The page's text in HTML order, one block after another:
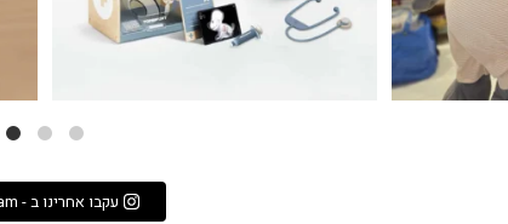
עקבו אחרינו ב - Instagram